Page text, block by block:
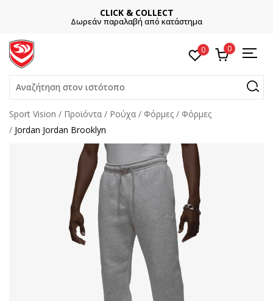
CLICK & COLLECT
Δωρεάν παραλαβή από κατάστημα
0 0
Αναζήτηση στον ιστότοπο
Sport Vision Προϊόντα Ρούχα Φόρμες
Φόρμες
Jordan Jordan Brooklyn